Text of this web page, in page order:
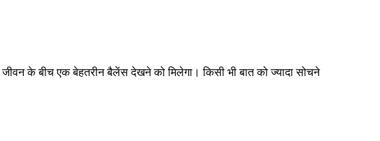
के बीच एक बेहतरीन बैलेंस देखने को मिलेगा। किसी भी बात को ज्यादा सोचने